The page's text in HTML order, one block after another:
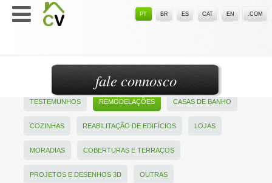
PT BR ES CAT EN .COM
TESTEMUNHOS REMODELAÇÕES CASAS DE BANHO
COZINHAS REABILITAÇÃO DE EDIFÍCIOS LOJAS
MORADIAS COBERTURAS E TERRAÇOS
PROJETOS E DESENHOS 3D OUTRAS
fale connosco